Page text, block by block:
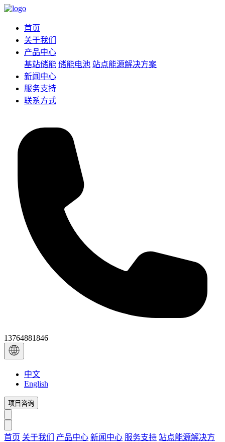
首页
关于我们
产品中心
基站储能 储能电池 站点能源解决方案
新闻中心
服务支持
联系方式
13764881846
中文
English
项目咨询
首页 关于我们 产品中心 新闻中心 服务支持 站点能源解决方